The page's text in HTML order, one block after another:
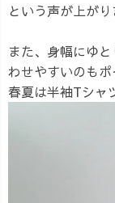
という声が上がり
また、身幅にゆ
わせやすいのもポ
春夏は半袖Tシャ